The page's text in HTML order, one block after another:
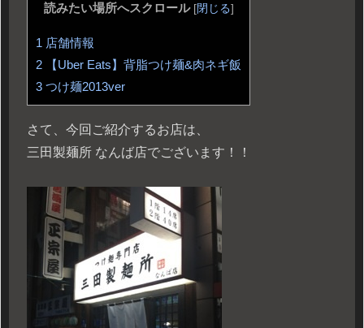
読みたい場所へスクロール [閉じる]
1 店舗情報
2 【Uber Eats】背脂つけ麺&肉ネギ飯
3 つけ麺2013ver
さて、今回ご紹介するお店は、
三田製麺所 なんば店でございます！！